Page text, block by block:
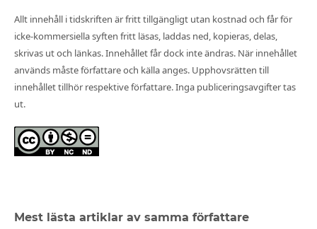
Allt innehåll i tidskriften är fritt tillgängligt utan kostnad och får för
icke-kommersiella syften fritt läsas, laddas ned, kopieras, delas,
skrivas ut och länkas. Innehållet får dock inte ändras. När innehållet
används måste författare och källa anges. Upphovsrätten till
innehållet tillhör respektive författare. Inga publiceringsavgifter tas
ut.
Mest lästa artiklar av samma författare